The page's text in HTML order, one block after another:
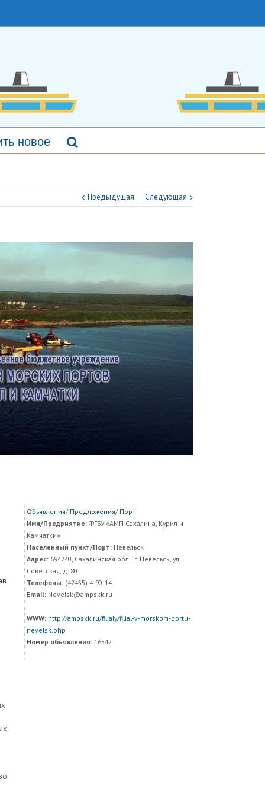
новое
Предыдущая Следующая
Объявления/ Предложения/ Порт
Имя/Предриятие: ФГБУ «АМП Сахалина, Курил и
Камчатки»
Населенный пункт/Порт: Невельск
Адрес: 694740, Сахалинская обл., г. Невельск, ул.
Советская, д. 80
Телефоны: (42435) 4-90-14
Email: Nevelsk@ampskk.ru
WWW: http://ampskk.ru/filialy/filial-v-morskom-portu-
nevelsk.php
Номер объявления: 16542